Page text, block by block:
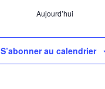
Aujourd’hui
S’abonner au calendrier